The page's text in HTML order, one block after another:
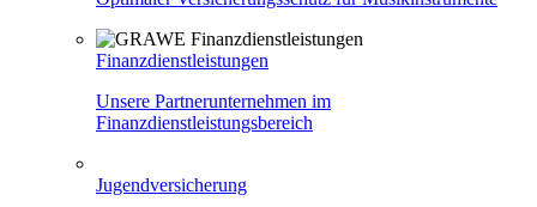
Finanzdienstleistungen
Unsere Partnerunternehmen im
Finanzdienstleistungsbereich
Jugendversicherung